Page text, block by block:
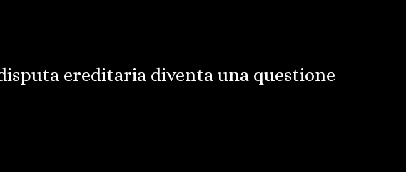
ereditaria diventa una questione